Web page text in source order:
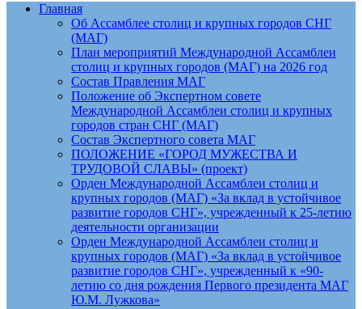
Главная
Об Ассамблее столиц и крупных городов СНГ
(МАГ)
План мероприятий Международной Ассамблеи
столиц и крупных городов (МАГ) на 2026 год
Состав Правления МАГ
Положение об Экспертном совете
Международной Ассамблеи столиц и крупных
городов стран СНГ (МАГ)
Состав Экспертного совета МАГ
ПОЛОЖЕНИЕ «ГОРОД МУЖЕСТВА И
ТРУДОВОЙ СЛАВЫ» (проект)
Орден Международной Ассамблеи столиц и
крупных городов (МАГ) «За вклад в устойчивое
развитие городов СНГ», учрежденный к 25-летию
деятельности организации
Орден Международной Ассамблеи столиц и
крупных городов (МАГ) «За вклад в устойчивое
развитие городов СНГ», учрежденный к «90-
летию со дня рождения Первого президента МАГ
Ю.М. Лужкова»